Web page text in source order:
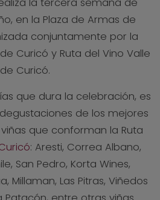
en la Plaza de Armas de
conjuntamente por la
Curicó y Ruta del Vino Valle
de Curicó.
que dura la celebración, es
de los mejores
que conforman la Ruta
: Aresti, Correa Albano,
San Pedro, Korta Wines,
Millaman, Las Pitras, Viñedos